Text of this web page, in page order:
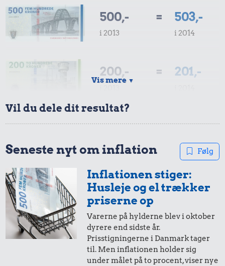
500,-
i 2013
= 503,-
i 2014
200,- = 201,-
100,-
i 2013
= 101,-
i 2014
50,-
i 2013
= 50,-
20,-
i 2013
= 20,-
i 2014
Vis mere ▼
Vil du dele dit resultat?
Seneste nyt om inflation Følg
Inflationen stiger:
Husleje og el trækker
priserne op
Varerne på hylderne blev i oktober
dyrere end sidste år.
Prisstigningerne i Danmark tager
til. Men inflationen holder sig
under målet på to procent, viser nye